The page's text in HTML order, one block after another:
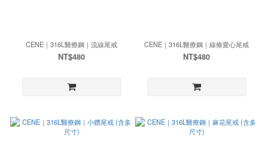
CENE｜316L醫療鋼｜流線尾戒
NT$480
CENE｜316L醫療鋼｜線條愛心尾戒
NT$480